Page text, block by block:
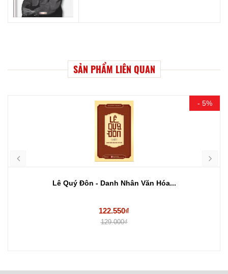
SẢN PHẨM LIÊN QUAN
- 5%
Lê Quý Đôn - Danh Nhân Văn Hóa...
122.550₫
129.000₫